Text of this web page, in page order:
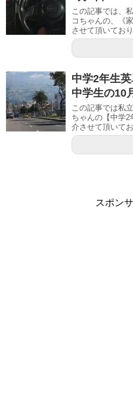
この記事では、
コちゃんの、《
させて頂いており
中学2年生
中学生の10
この記事では私
ちゃんの【中学2
介させて頂いてお
スポン